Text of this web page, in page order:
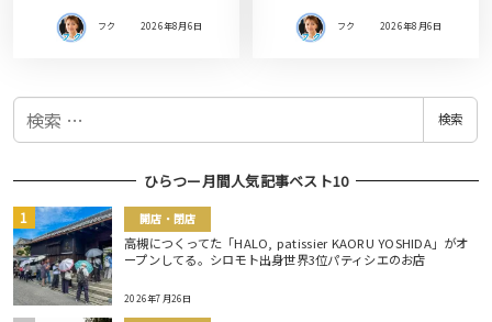
フク 2026年8月6日 フク 2026年8月6日
検
検索
ひらつー月間人気記事ベスト10
開店・閉店
高槻につくってた「HALO, patissier KAORU YOSHIDA」がオ
ープンしてる。シロモト出身世界3位パティシエのお店
2026年7月26日